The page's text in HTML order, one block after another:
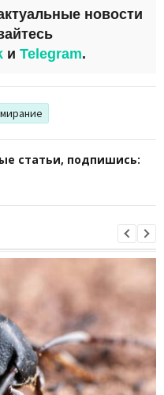
новости
и Telegram.
статьи, подпишись: